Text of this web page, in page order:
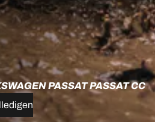
PASSAT PASSAT CC